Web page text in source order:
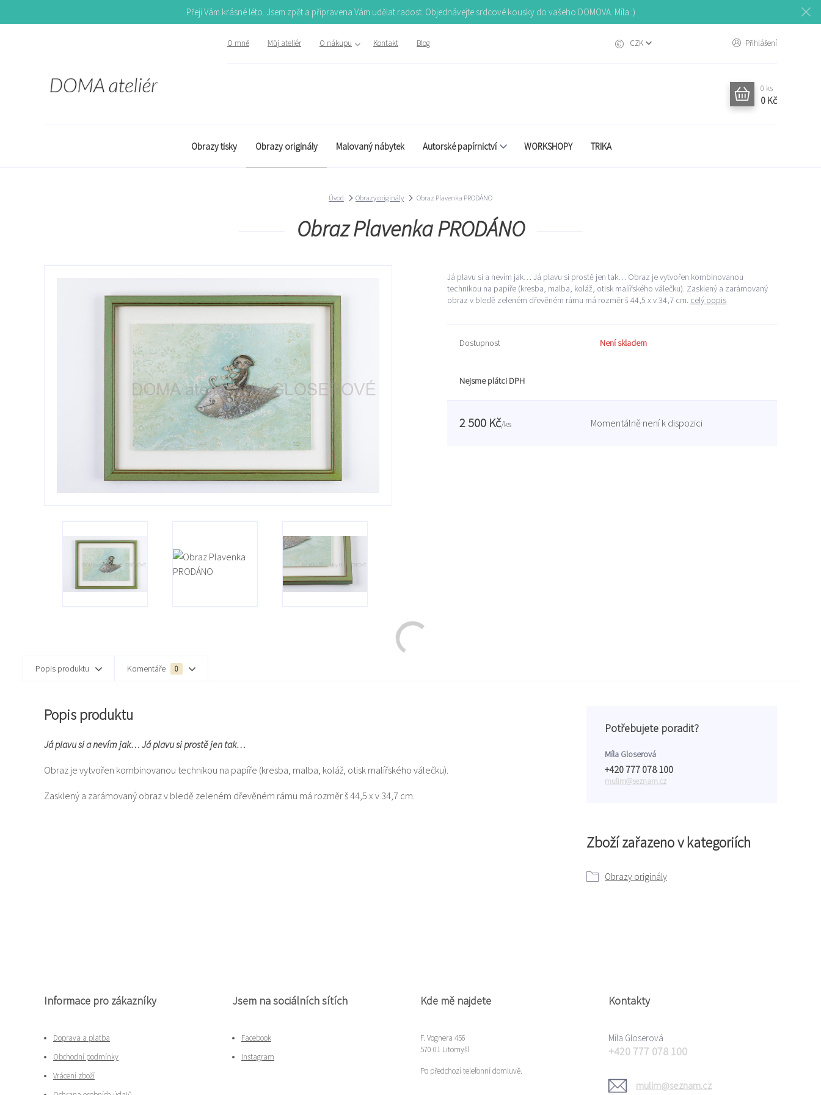
Přeji Vám krásné léto. Jsem zpět a připravena Vám udělat radost. Objednávejte srdcové kousky do vašeho DOMOVA. Míla :)
O mně Můj ateliér O nákupu Kontakt Blog CZK Přihlášení
0 ks
0 Kč
Obrazy tisky Obrazy originály Malovaný nábytek Autorské papírnictví WORKSHOPY TRIKA
Úvod Obrazy originály Obraz Plavenka PRODÁNO
Obraz Plavenka PRODÁNO
Já plavu si a nevím jak… Já plavu si prostě jen tak… Obraz je vytvořen kombinovanou
technikou na papíře (kresba, malba, koláž, otisk malířského válečku). Zasklený a zarámovaný
obraz v bledě zeleném dřevěném rámu má rozměr š 44,5 x v 34,7 cm. celý popis
Dostupnost Není skladem
Nejsme plátci DPH
2 500 Kč/ks Momentálně není k dispozici
Popis produktu Komentáře 0
Popis produktu
Já plavu si a nevím jak… Já plavu si prostě jen tak…
Obraz je vytvořen kombinovanou technikou na papíře (kresba, malba, koláž, otisk malířského válečku).
Zasklený a zarámovaný obraz v bledě zeleném dřevěném rámu má rozměr š 44,5 x v 34,7 cm.
Zboží zařazeno v kategoriích
Obrazy originály
Potřebujete poradit?
Míla Gloserová
+420 777 078 100
mulim@seznam.cz
Informace pro zákazníky
Doprava a platba
Obchodní podmínky
Vrácení zboží
Jsem na sociálních sítích
Facebook
Instagram
Kde mě najdete
F. Vognera 456
570 01 Litomyšl
Po předchozí telefonní domluvě.
Kontakty
Míla Gloserová
+420 777 078 100
mulim@seznam.cz